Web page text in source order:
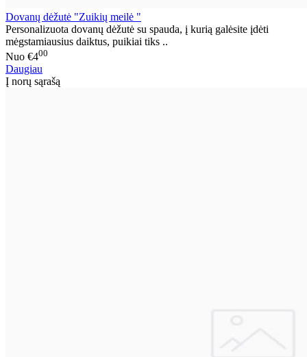
Dovanų dėžutė "Zuikių meilė "
Personalizuota dovanų dėžutė su spauda, į kurią galėsite įdėti
mėgstamiausius daiktus, puikiai tiks ..
Nuo €400
Daugiau
Į norų sąrašą